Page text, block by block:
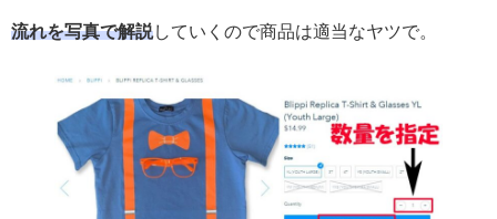
流れを写真で解説していくので商品は適当なヤツで。